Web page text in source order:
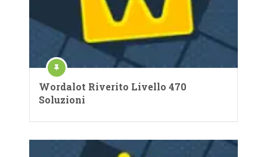
Wordalot Riverito Livello 470
Soluzioni